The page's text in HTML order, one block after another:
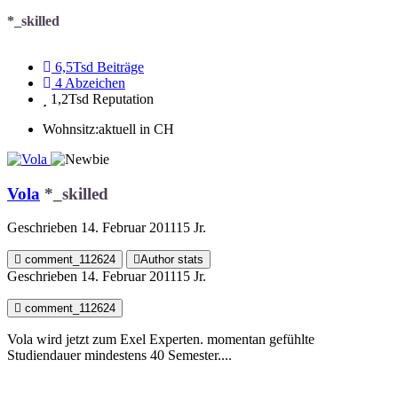
*_skilled
6,5Tsd Beiträge
4 Abzeichen
1,2Tsd Reputation
Wohnsitz:aktuell in CH
Vola *_skilled
Geschrieben 14. Februar 201115 Jr.
comment_112624 Author stats
Geschrieben 14. Februar 201115 Jr.
comment_112624
Vola wird jetzt zum Exel Experten. momentan gefühlte
Studiendauer mindestens 40 Semester....